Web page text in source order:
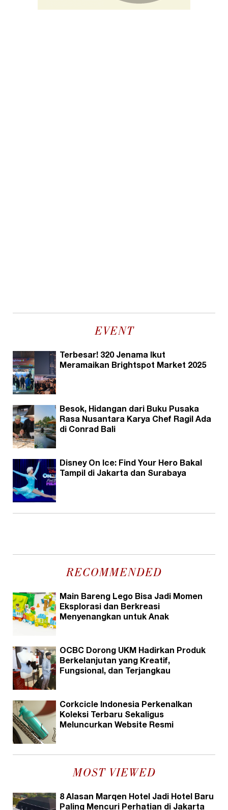
EVENT
Terbesar! 320 Jenama Ikut
Meramaikan Brightspot Market 2025
Besok, Hidangan dari Buku Pusaka
Rasa Nusantara Karya Chef Ragil Ada
di Conrad Bali
Disney On Ice: Find Your Hero Bakal
Tampil di Jakarta dan Surabaya
RECOMMENDED
Main Bareng Lego Bisa Jadi Momen
Eksplorasi dan Berkreasi
Menyenangkan untuk Anak
OCBC Dorong UKM Hadirkan Produk
Berkelanjutan yang Kreatif,
Fungsional, dan Terjangkau
Corkcicle Indonesia Perkenalkan
Koleksi Terbaru Sekaligus
Meluncurkan Website Resmi
MOST VIEWED
8 Alasan Marqen Hotel Jadi Hotel Baru
Paling Mencuri Perhatian di Jakarta